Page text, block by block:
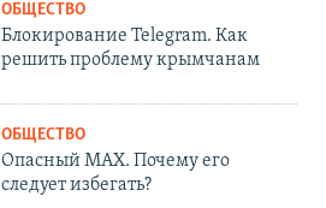
ОБЩЕСТВО
Блокирование Telegram. Как
решить проблему крымчанам
ОБЩЕСТВО
Опасный MAX. Почему его
следует избегать?